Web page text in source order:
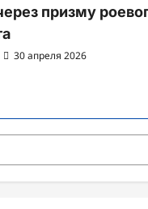
призму
30 апреля 2026